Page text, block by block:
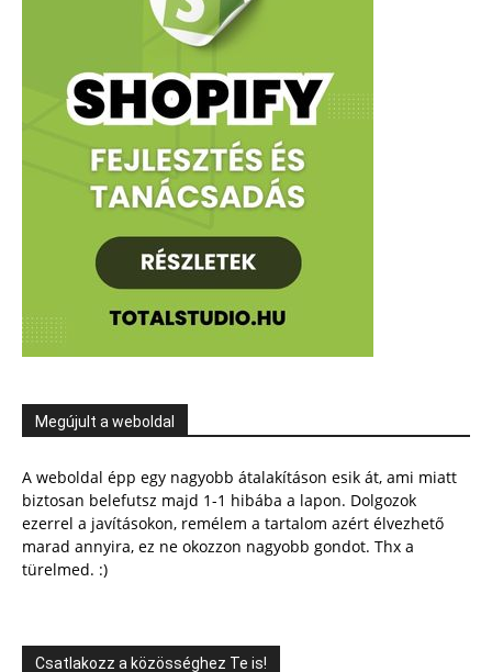
Megújult a weboldal
A weboldal épp egy nagyobb átalakításon esik át, ami miatt
biztosan belefutsz majd 1-1 hibába a lapon. Dolgozok
ezerrel a javításokon, remélem a tartalom azért élvezhető
marad annyira, ez ne okozzon nagyobb gondot. Thx a
türelmed. :)
Csatlakozz a közösséghez Te is!